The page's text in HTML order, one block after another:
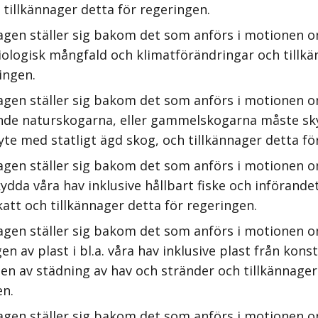
detta för regeringen.
ställer sig bakom det som anförs i motionen
mångfald och klimatförändringar och
ställer sig bakom det som anförs i motionen
naturskogarna, eller gammelskogarna måste
med statligt ägd skog, och tillkännager detta
ställer sig bakom det som anförs i motionen
våra hav inklusive hållbart fiske och
och tillkännager detta för regeringen.
ställer sig bakom det som anförs i motionen
av plast i bl.a. våra hav inklusive plast från
av städning av hav och stränder och